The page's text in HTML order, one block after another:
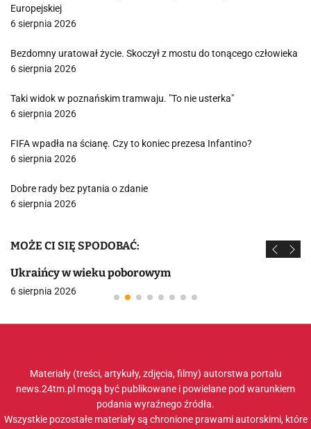
Europejskiej
6 sierpnia 2026
Bezdomny uratował życie. Skoczył z mostu do tonącego człowieka
6 sierpnia 2026
Taki widok w poznańskim tramwaju. "To nie usterka"
6 sierpnia 2026
FIFA wpadła na ścianę. Czy to koniec prezesa Infantino?
6 sierpnia 2026
Dobre rady bez pytania o zdanie
6 sierpnia 2026
MOŻE CI SIĘ SPODOBAĆ:
Ukraińcy w wieku poborowym
6 sierpnia 2026
Materiały (treści, artykuły, zdjęcia, filmy) autorstwa portalu
news.24tm.pl mogą być publikowane i powielane pod warunkiem
podania wyraźnego źródła.
Wszystkie pozostałe materiały są chronione prawami autorskimi, które